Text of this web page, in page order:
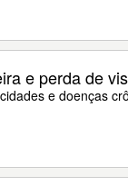
e perda de
e doenças